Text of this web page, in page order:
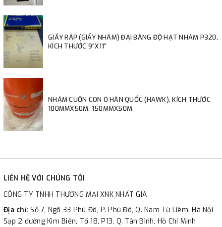
GIẤY RÁP (GIẤY NHÁM) ĐẠI BÀNG ĐỘ HẠT NHÁM P320,
KÍCH THƯỚC 9"X11"
NHÁM CUỘN CON Ó HÀN QUỐC (HAWK), KÍCH THƯỚC
100MMX50M, 150MMX50M
LIÊN HỆ VỚI CHÚNG TÔI
CÔNG TY TNHH THƯƠNG MẠI XNK NHẤT GIA
Địa chỉ:Số 7, Ngõ 33 Phú Đô, P. Phú Đô, Q. Nam Từ Liêm, Hà Nội
Sạp 2 đường Kim Biên, Tổ 18, P13, Q. Tân Bình, Hồ Chí Minh